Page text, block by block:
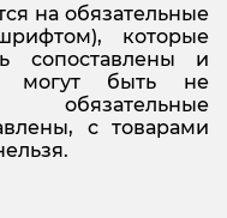
на обязательные
которые
сопоставлены и
могут быть не
с товарами